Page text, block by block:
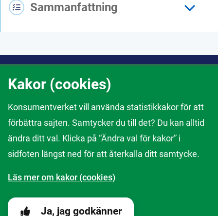
Kakor (cookies)
Konsumentverket vill använda statistikkakor för att
förbättra sajten. Samtycker du till det? Du kan alltid
ändra ditt val. Klicka på “Ändra val för kakor” i
sidfoten längst ned för att återkalla ditt samtycke.
Läs mer om kakor (cookies)
Ja, jag godkänner
Sammanfattning
Om webbtjänsten
om du ser en risk med en vara eller tjänst. Din information hjälper
att granska företag och skydda konsumenter.
Om att anmäla till Konsumentverket